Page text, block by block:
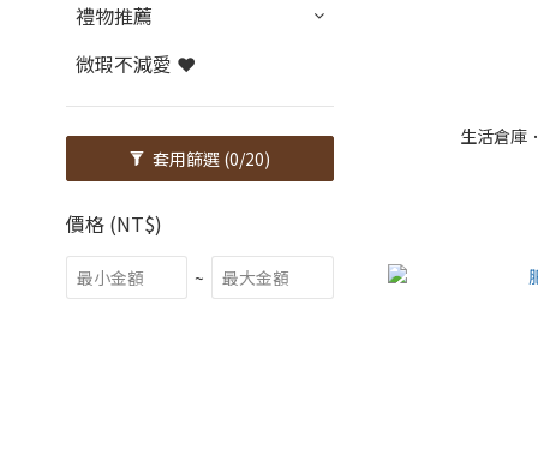
禮物推薦
微瑕不減愛 ❤️
套用篩選 (0/20)
價格 (NT$)
~
生活倉庫